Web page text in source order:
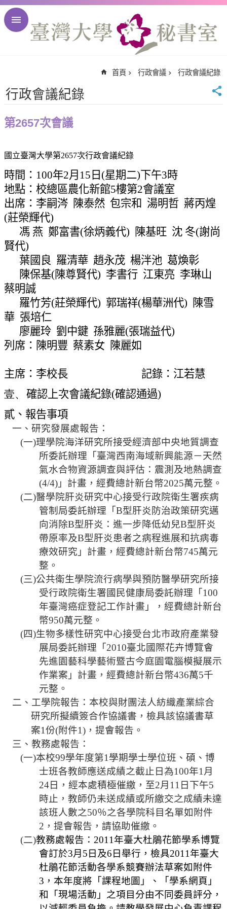
跳到主要內容區塊
首
頁
大
頁
臺
大
校
訊
English
網
站
導
覽
常
見
問
答
關
書
室
服
劃
首頁 行政會議 行政會議紀錄
行政會議紀錄
第2657次會議
國立臺灣大學第2657次行政會議紀錄
時間： 100年2月 15 日 (星期二)下午3時
地點：校總區農化新館5樓第2會議室
出席：李嗣涔 陳泰然 包宗和 湯明哲 蔣丙煌
(莊榮輝代)
馮 燕 鄭富書(徐炳義代) 陳基旺 沈 冬(謝尚
賢代)
葉國良 羅清華 趙永茂 楊泮池 葛煥彰
陳保基(陳尊賢代) 李書行 江東亮 李琳山
蔡明誠
羅竹芳(莊榮輝代) 郭瑞祥(楊華洲代)
陳雪
華 張培仁
廖麗玲 劉中鍵 孫雅麗(張瑞益代)
列席：陳明豐 蔡素女 陳麗如
主席：李校長
記錄：江若慧
壹、 確認上次會議紀錄(確認通過)
貳、報告事項
一、研究發展處報告：
(一)理學院海洋研究所接受經濟部中央地質調查
所委託辦理「臺灣西南海域新興能源－天然
氣水合物資源調查與評估： 震測及地熱調查
(4/4) 」計畫，經費總計新台幣2025萬元整。
(二)醫學院肝炎研究中心接受行政院衛生署疾病
管制局委託辦理「B型肝炎防治政策研究邁
向消除B型肝炎：進一步降低幼兒B型肝炎
帶原率及B型肝炎患者之病程進展和抗病毒
療效研究」計畫，經費總計新台幣745萬元
整。
(三)公共衛生學院流行病學與預防醫學研究所接
受行政院衛生署國民健康局委託辦理「 100
年臺灣癌症登記工作計畫」，經費總計新台
幣950萬元整。
(四)生物多樣性研究中心接受台北市政府產業發
展局委託辦理「 2010臺北國際花卉博覽會
先進園藝科學藝術暨古今庭園電腦模擬展示
作業案」計畫，經費總計新台幣436萬5千
元整。
二、工學院報告：本校與財團法人紡織產業綜合
研究所擬續簽合作協議書，檢具該協議書草
案1份(附件1) ，提會報告。
三、教務處報告：
(一)本校99學年度第1 學期學士學位班、碩、博
士班各教師應送成績之截止日為100年1 月
24日，經本處積極催繳，至2月 11 日下午5
時止，教師仍未送成績或所繳交之成績未達
該班人數之50％之各學院科目名單如附件
2 ，提會報告，請協助催繳。
(二)教務處報告： 2011年臺大杜鵑花節學系博覽
會訂於3月 5 日及6 日舉行，檢具2011年臺大
杜鵑花節活動各學系競賽辦法草案如附件
3 ，本年度將「課程地圖」、「學系網頁」
和「現場活動」之項目分由不同委員評分，